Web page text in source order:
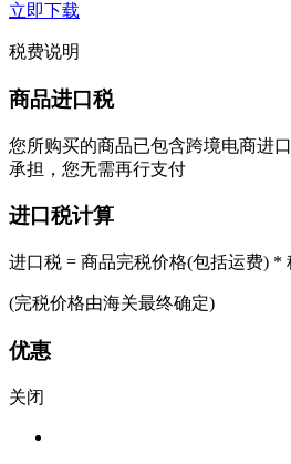
立即下载
税费说明
商品进口税
您所购买的商品已包含跨境电商进
承担，您无需再行支付
进口税计算
进口税 = 商品完税价格(包括运费) *
(完税价格由海关最终确定)
优惠
关闭